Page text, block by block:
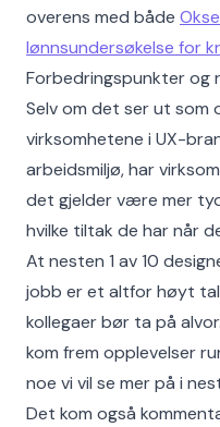
overens med både
lønnsundersøkelse for
Forbedringspunkter og
Selv om det ser ut som
virksomhetene i UX-
arbeidsmiljø, har
det gjelder være mer
hvilke tiltak de har når
At nesten 1 av 10
jobb er et altfor høyt
kollegaer bør ta på
kom frem opplevelser
noe vi vil se mer på i
Det kom også